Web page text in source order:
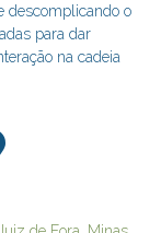
descomplicando o
para dar
na cadeia